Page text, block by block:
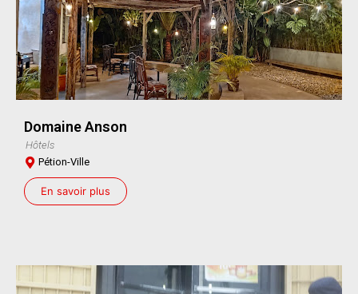
Domaine Anson
Hôtels
Pétion-Ville
En savoir plus